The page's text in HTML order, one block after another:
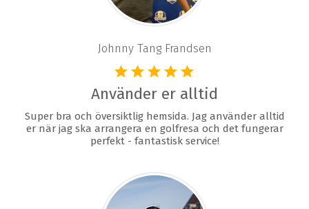
Johnny Tang Frandsen
Använder er alltid
Super bra och översiktlig hemsida. Jag använder alltid
er när jag ska arrangera en golfresa och det fungerar
perfekt - fantastisk service!